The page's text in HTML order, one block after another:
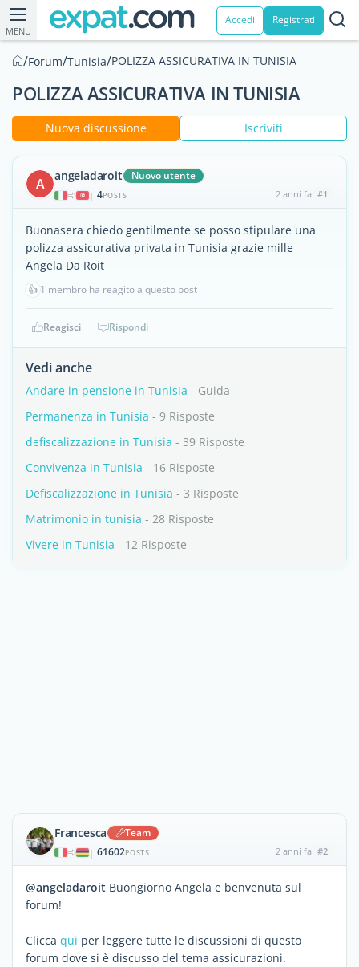
MENU
Accedi Registrati
/Forum/Tunisia/POLIZZA ASSICURATIVA IN TUNISIA
POLIZZA ASSICURATIVA IN TUNISIA
Nuova discussione Iscriviti
A angeladaroit Nuovo utente
| 4POSTS 2 anni fa #1
Buonasera chiedo gentilmente se posso stipulare una
polizza assicurativa privata in Tunisia grazie mille
Angela Da Roit
👍 1 membro ha reagito a questo post
Reagisci Rispondi
Vedi anche
Andare in pensione in Tunisia - Guida
Permanenza in Tunisia - 9 Risposte
defiscalizzazione in Tunisia - 39 Risposte
Convivenza in Tunisia - 16 Risposte
Defiscalizzazione in Tunisia - 3 Risposte
Matrimonio in tunisia - 28 Risposte
Vivere in Tunisia - 12 Risposte
Francesca Team
| 61602POSTS 2 anni fa #2
@angeladaroit Buongiorno Angela e benvenuta sul
forum!
Clicca qui per leggere tutte le discussioni di questo
forum dove si è discusso del tema assicurazioni.